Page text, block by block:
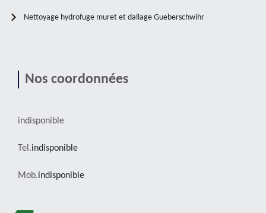
Nettoyage hydrofuge muret et dallage Gueberschwihr
Nos coordonnées
indisponible
Tel.indisponible
Mob.indisponible